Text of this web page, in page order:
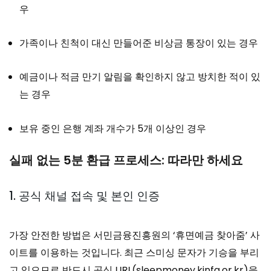
우
가족이나 친척이 대신 만들어준 비상금 통장이 있는 경우
예금이나 적금 만기 알림을 확인하지 않고 방치한 적이 있
는 경우
보유 중인 은행 계좌 개수가 5개 이상인 경우
실패 없는 5분 환급 프로세스: 따라만 하세요
1. 공식 채널 접속 및 본인 인증
가장 안전한 방법은 서민금융진흥원의 ‘휴면예금 찾아줌’ 사
이트를 이용하는 것입니다. 최근 스미싱 문자가 기승을 부리